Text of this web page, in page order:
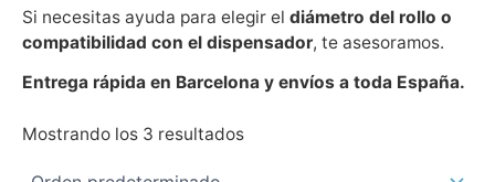
Si necesitas ayuda para elegir el diámetro del rollo o
compatibilidad con el dispensador, te asesoramos.
Entrega rápida en Barcelona y envíos a toda España.
Mostrando los 3 resultados